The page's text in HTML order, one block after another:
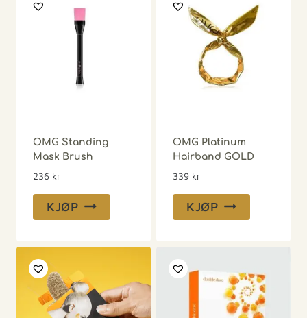
OMG Standing
Mask Brush
236 kr
KJØP
OMG Platinum
Hairband GOLD
339 kr
KJØP